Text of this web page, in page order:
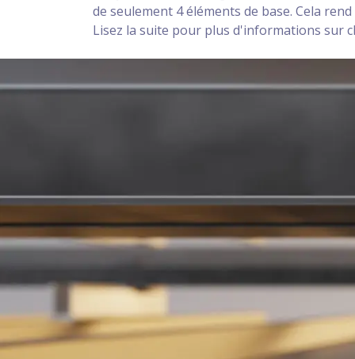
de seulement 4 éléments de base. Cela
Lisez la suite pour plus d'informations sur